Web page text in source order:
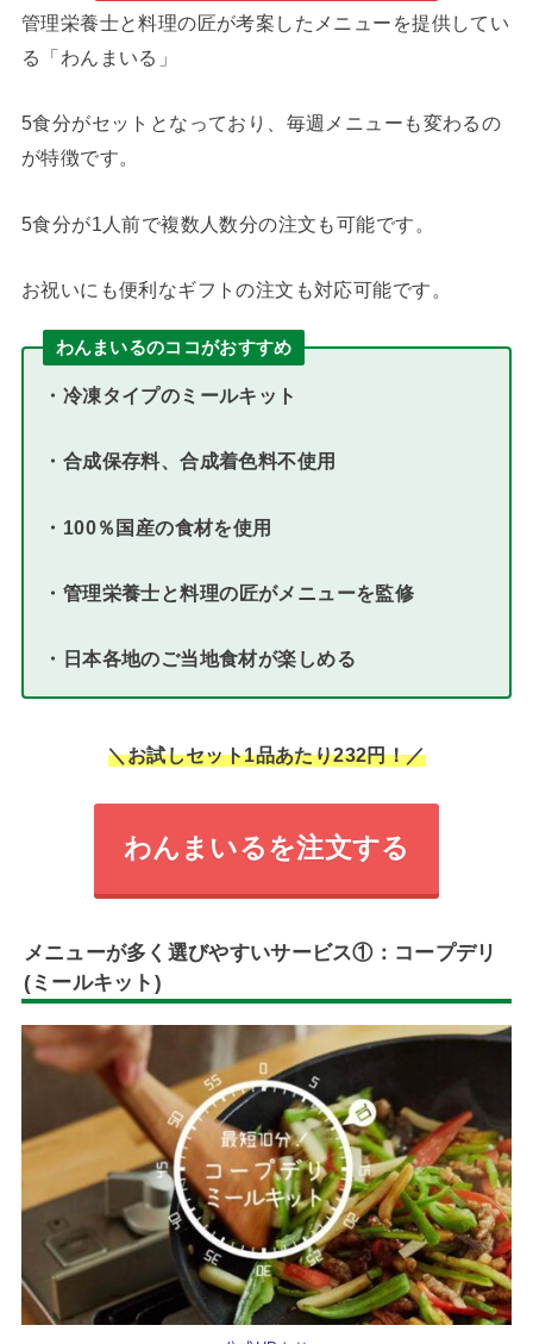
管理栄養士と料理の匠が考案したメニューを提供してい
る「わんまいる」
5食分がセットとなっており、毎週メニューも変わるの
が特徴です。
5食分が1人前で複数人数分の注文も可能です。
お祝いにも便利なギフトの注文も対応可能です。
わんまいるのココがおすすめ
・冷凍タイプのミールキット
・合成保存料、合成着色料不使用
・100％国産の食材を使用
・ 管理栄養士と料理の匠がメニューを監修
・日本各地のご当地食材が楽しめる
＼お試しセット1品あたり232円！／
わんまいるを注文する
メニューが多く選びやすいサービス①：コープデリ
(ミールキット)